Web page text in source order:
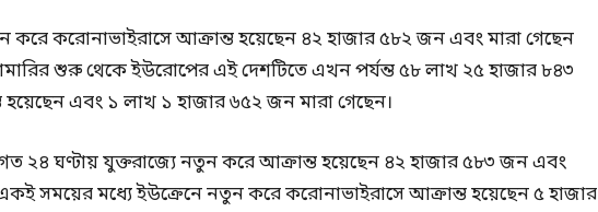
করে করোনাভাইরাসে আক্রান্ত হয়েছেন ৪২ হাজার ৫৮২ জন এবং মারা গেছেন
শুরু থেকে ইউরোপের এই দেশটিতে এখন পর্যন্ত ৫৮ লাখ ২৫ হাজার ৮৪৩
এবং ১ লাখ ১ হাজার ৬৫২ জন মারা গেছেন।
২৪ ঘণ্টায় যুক্তরাজ্যে নতুন করে আক্রান্ত হয়েছেন ৪২ হাজার ৫৮৩ জন এবং
সময়ের মধ্যে ইউক্রেনে নতুন করে করোনাভাইরাসে আক্রান্ত হয়েছেন ৫ হাজার